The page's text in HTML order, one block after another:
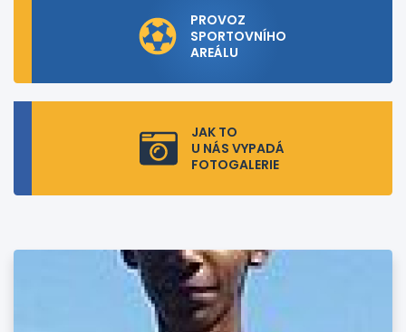
PROVOZ
SPORTOVNÍHO
AREÁLU
JAK TO
U NÁS VYPADÁ
FOTOGALERIE